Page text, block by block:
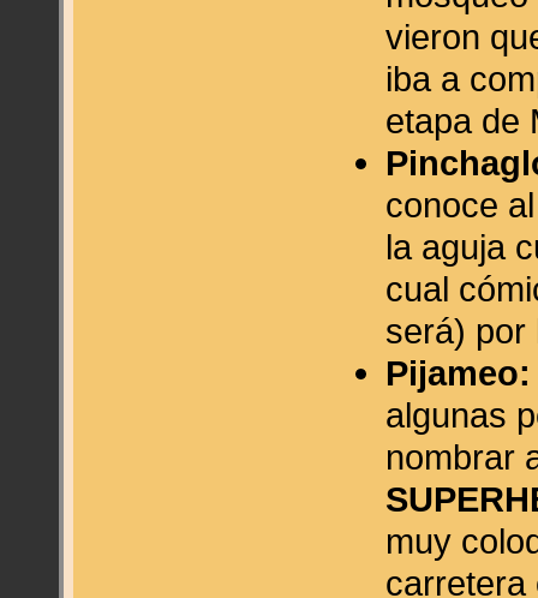
vieron
iba a
etapa de
conoce
la aguja
cual
será) por
Pijameo:
algunas
nombrar
muy
carretera